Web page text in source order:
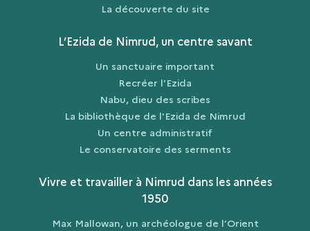
La découverte du site
L’Ezida de Nimrud, un centre savant
Un sanctuaire important
Recréer l’Ezida
Nabu, dieu des scribes
La bibliothèque de l'Ezida de Nimrud
Un centre administratif
Le conservatoire des serments
Vivre et travailler à Nimrud dans les années
1950
Max Mallowan, un archéologue de l’Orient